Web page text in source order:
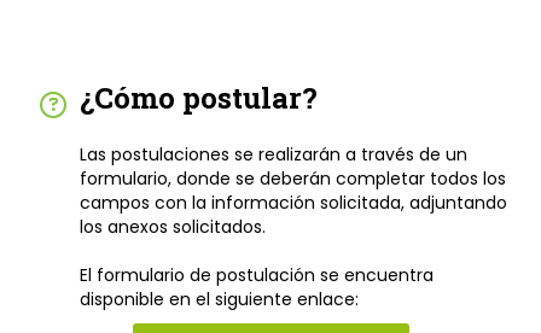
¿Cómo postular?
Las postulaciones se realizarán a través de un
formulario, donde se deberán completar todos los
campos con la información solicitada, adjuntando
los anexos solicitados.
El formulario de postulación se encuentra
disponible en el siguiente enlace: